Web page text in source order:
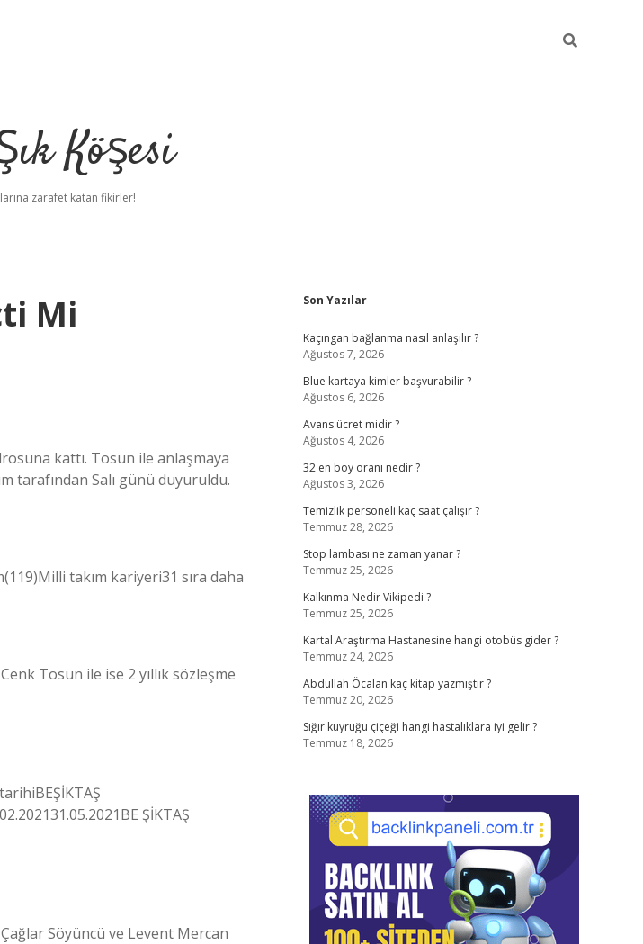
Köşesi
zarafet katan fikirler!
Mi
kattı. Tosun ile anlaşmaya
tarafından Salı günü duyuruldu.
takım kariyeri31 sıra daha
Tosun ile ise 2 yıllık sözleşme
ŞİKTAŞ
Söyüncü ve Levent Mercan
Sidebar
Son Yazılar
Kaçıngan bağlanma nasıl anlaşılır ?
Ağustos 7, 2026
Blue kartaya kimler başvurabilir ?
Ağustos 6, 2026
Avans ücret midir ?
Ağustos 4, 2026
32 en boy oranı nedir ?
Ağustos 3, 2026
Temizlik personeli kaç saat çalışır ?
Temmuz 28, 2026
Stop lambası ne zaman yanar ?
Temmuz 25, 2026
Kalkınma Nedir Vikipedi ?
Temmuz 25, 2026
Kartal Araştırma Hastanesine hangi otobüs gider ?
Temmuz 24, 2026
Abdullah Öcalan kaç kitap yazmıştır ?
Temmuz 20, 2026
Sığır kuyruğu çiçeği hangi hastalıklara iyi gelir ?
Temmuz 18, 2026